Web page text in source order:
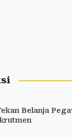
Belanja